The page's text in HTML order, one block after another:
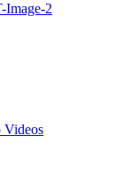
Image-2
Videos